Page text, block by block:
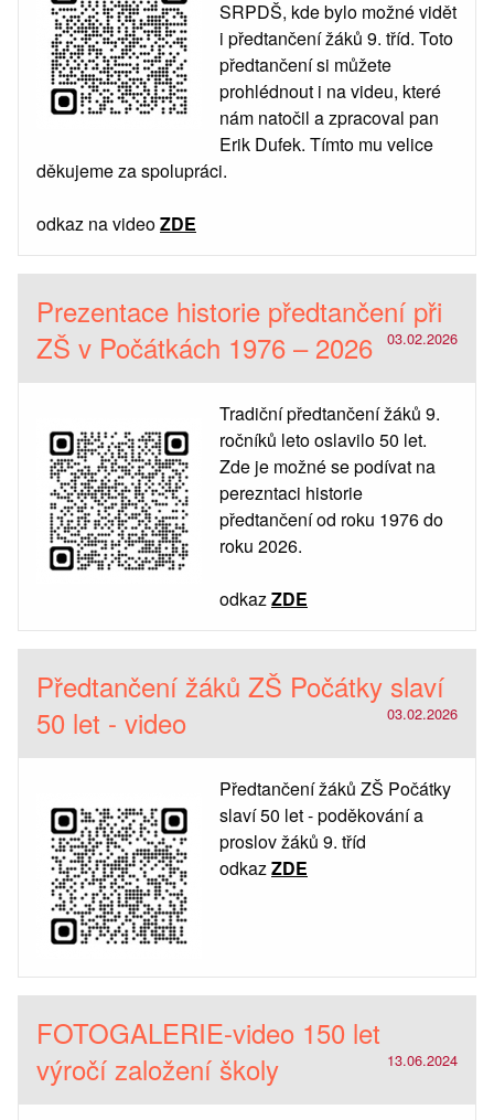
SRPDŠ, kde bylo možné vidět
i předtančení žáků 9. tříd. Toto
předtančení si můžete
prohlédnout i na videu, které
nám natočil a zpracoval pan
Erik Dufek. Tímto mu velice
děkujeme za spolupráci.
odkaz na videoZDE
Prezentace historie předtančení při
ZŠ v Počátkách 1976 – 2026
03.02.2026
Tradiční předtančení žáků 9.
ročníků leto oslavilo 50 let.
Zde je možné se podívat na
perezntaci historie
předtančení od roku 1976 do
roku 2026.
odkazZDE
Předtančení žáků ZŠ Počátky slaví
50 let - video
03.02.2026
Předtančení žáků ZŠ Počátky
slaví 50 let - poděkování a
proslov žáků 9. tříd
odkazZDE
FOTOGALERIE-video 150 let
výročí založení školy
13.06.2024